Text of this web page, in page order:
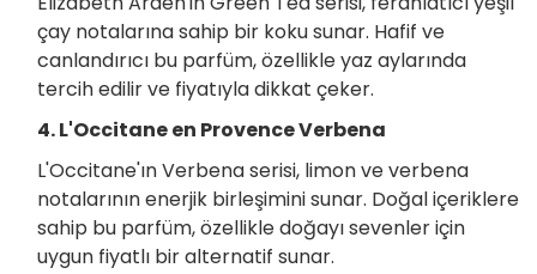
çay notalarına sahip bir koku sunar. Hafif ve
canlandırıcı bu parfüm, özellikle yaz aylarında
tercih edilir ve fiyatıyla dikkat çeker.
4. L'Occitane en Provence Verbena
L'Occitane'ın Verbena serisi, limon ve verbena
notalarının enerjik birleşimini sunar. Doğal içeriklere
sahip bu parfüm, özellikle doğayı sevenler için
uygun fiyatlı bir alternatif sunar.